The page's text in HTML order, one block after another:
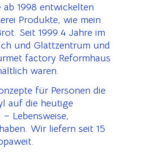
ab 1998 entwickelten
Produkte, wie mein
Seit 1999.4 Jahre im
und Glattzentrum und
factory Reformhaus
waren.
für Personen die
auf die heutige
Lebensweise,
Wir liefern seit 15